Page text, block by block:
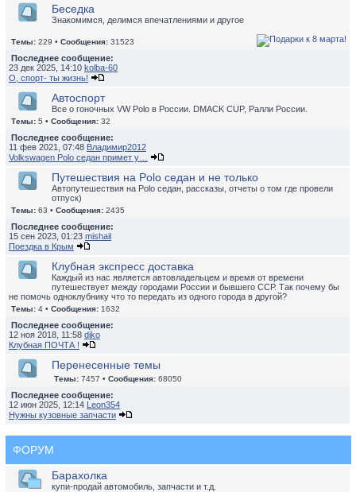
Беседка
Знакомимся, делимся впечатлениями и другое
Темы: 229 • Сообщения: 31523
Последнее сообщение:
23 дек 2025, 14:10 kolba-60
О, спорт- ты жизнь!
Автоспорт
Все о гоночных VW Polo в России. DMACK CUP, Ралли России.
Темы: 5 • Сообщения: 32
Последнее сообщение:
11 фев 2021, 07:48 Владимир2012
Volkswagen Polo седан примет у…
Путешествия на Polo седан и не только
Автопутешествия на Polo седан, рассказы, отчеты о том где провели
отпуск)
Темы: 63 • Сообщения: 2435
Последнее сообщение:
15 сен 2023, 01:23 mishail
Поездка в Крым
Клубная экспресс доставка
Каждый из нас является автовладельцем и время от времени
путешествует между городами России и бывшего ССР. Так почему бы
не помочь одноклубнику что то передать из одного города в другой?
Темы: 4 • Сообщения: 1632
Последнее сообщение:
12 ноя 2018, 11:58 diko
Клубная ПОЧТА !
Перенесенные темы
Темы: 7457 • Сообщения: 68050
Последнее сообщение:
12 июн 2025, 12:14 Leon354
Нужны кузовные запчасти
ФОРУМ
Барахолка
купи-продай автомобиль, запчасти и т.д.